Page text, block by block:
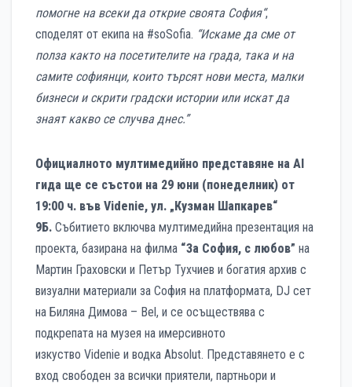
помогне на всеки да открие своята София“,
споделят от екипа на #soSofia. “Искаме да смe oт
полза както на посетителите на града, така и на
самите софиянци, които търсят нови места, малки
бизнеси и скрити градски истории или искат да
знаят какво се случва днес.”
Официалното мултимедийно представяне на AI
гида ще се състои на 29 юни (понеделник) от
19:00 ч. във Videnie, ул. „Кузман Шапкарев“
9Б. Събитието включва мултимедийна презентация на
проекта, базирана на филма “За София, с любов” на
Мартин Граховски и Петър Тухчиев и богатия архив с
визуални материали за София на платформата, DJ сет
на Биляна Димова – Bel, и се осъществява с
подкрепата на музея на имерсивното
изкуство Videnie и водка Absolut. Представянето е с
вход свободен за всички приятели, партньори и